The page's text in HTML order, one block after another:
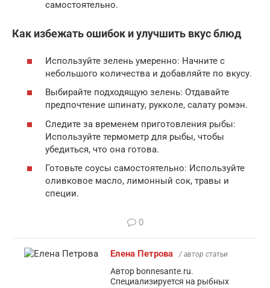
самостоятельно.
Как избежать ошибок и улучшить вкус блюд
Используйте зелень умеренно: Начните с
небольшого количества и добавляйте по вкусу.
Выбирайте подходящую зелень: Отдавайте
предпочтение шпинату, рукколе, салату ромэн.
Следите за временем приготовления рыбы:
Используйте термометр для рыбы, чтобы
убедиться, что она готова.
Готовьте соусы самостоятельно: Используйте
оливковое масло, лимонный сок, травы и
специи.
0
Елена Петрова / автор статьи
Автор bonnesante.ru.
Специализируется на рыбных